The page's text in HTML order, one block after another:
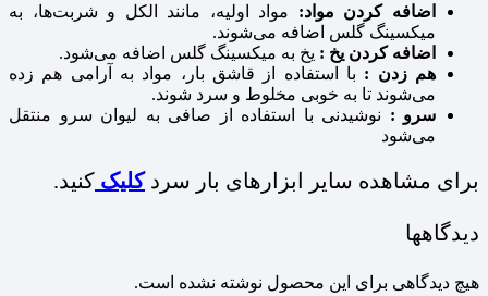
اضافه کردن مواد: مواد اولیه، مانند الکل و شربت‌ها، به
میکسینگ گلس اضافه می‌شوند.
اضافه کردن یخ : یخ به میکسینگ گلس اضافه می‌شود.
هم زدن : با استفاده از قاشق بار، مواد به آرامی هم زده
می‌شوند تا به خوبی مخلوط و سرد شوند.
سرو : نوشیدنی با استفاده از صافی به لیوان سرو منتقل
می‌شود
برای مشاهده سایر ابزارهای بار سردکلیک کنید.
دیدگاهها
هیچ دیدگاهی برای این محصول نوشته نشده است.